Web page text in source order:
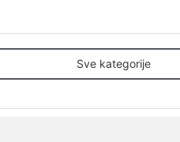
Sve kategorije